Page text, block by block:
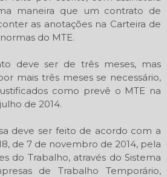
maneira que um contrato de
as anotações na Carteira de
do MTE.
deve ser de três meses, mas
mais três meses se necessário,
como prevê o MTE na
de 2014.
deve ser feito de acordo com a
de 7 de novembro de 2014, pela
do Trabalho, através do Sistema
de Trabalho Temporário,